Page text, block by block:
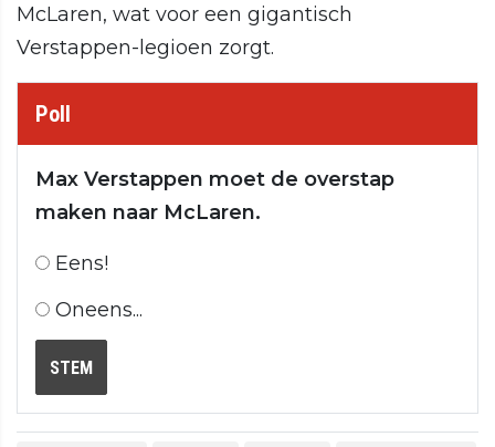
McLaren, wat voor een gigantisch
Verstappen-legioen zorgt.
Poll
Max Verstappen moet de overstap
maken naar McLaren.
Eens!
Oneens...
STEM